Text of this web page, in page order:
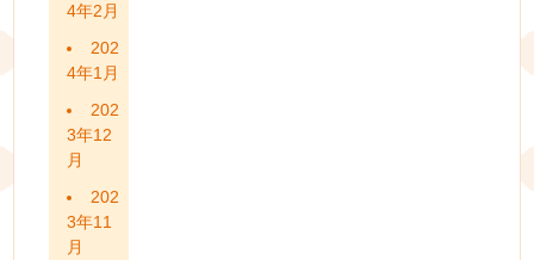
4年2月
202
4年1月
202
3年12
月
202
3年11
月